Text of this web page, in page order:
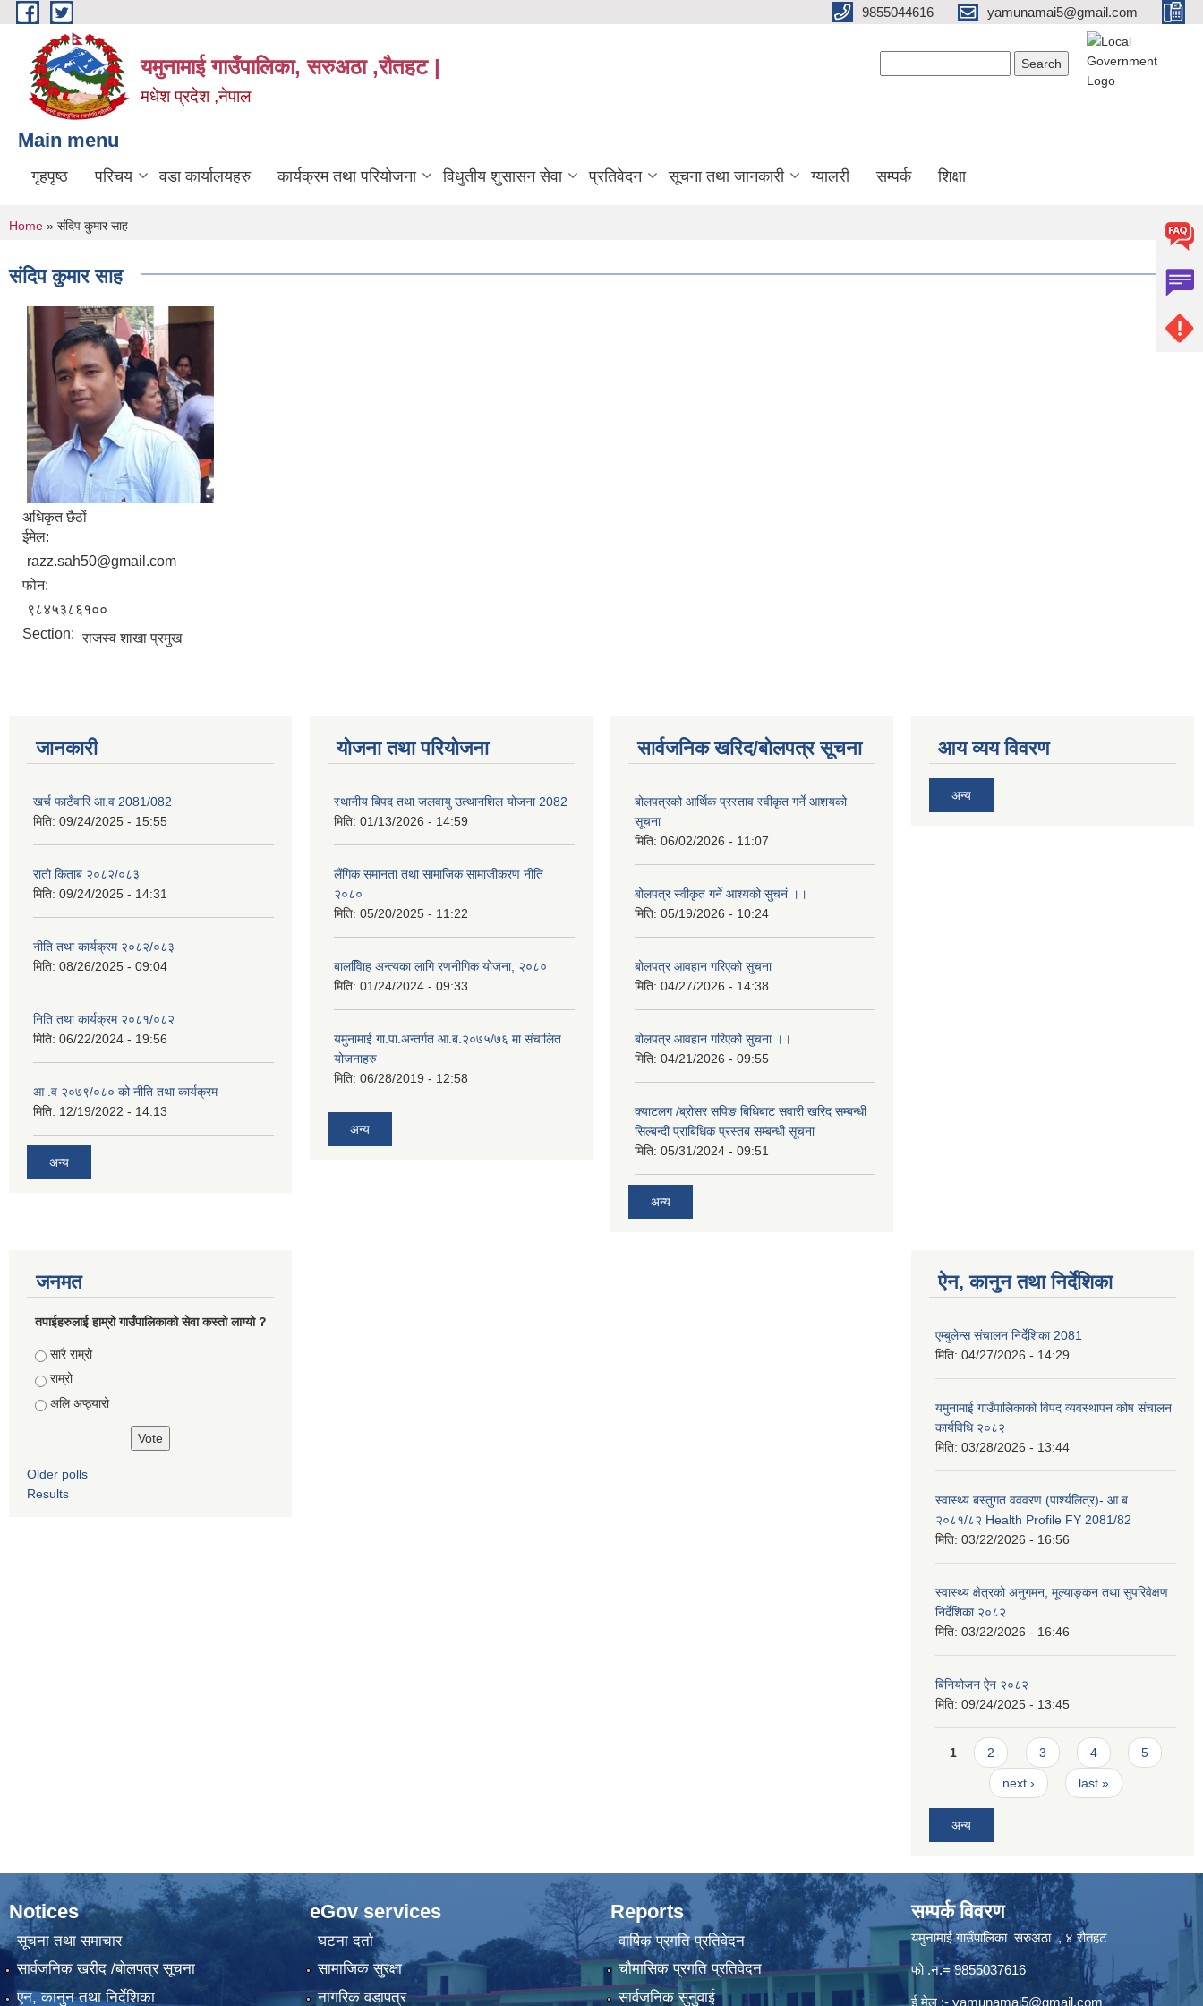
Skip to main content 9855044616 yamunamai5@gmail.com
यमुनामाई गाउँपालिका, सरुअठा ,रौतहट |
मधेश प्रदेश ,नेपाल
Main menu
गृहपृष्ठ परिचय वडा कार्यालयहरु कार्यक्रम तथा परियोजना विधुतीय शुसासन सेवा प्रतिवेदन सूचना तथा जानकारी ग्यालरी सम्पर्क शिक्षा
You are here
Home » संदिप कुमार साह
संदिप कुमार साह
अधिकृत छैठों
ईमेल:
razz.sah50@gmail.com
फोन:
९८४५३८६१००
Section: राजस्व शाखा प्रमुख
जानकारी
खर्च फाटँवारि आ.व 2081/082
मिति: 09/24/2025 - 15:55
रातो किताब २०८२/०८३
मिति: 09/24/2025 - 14:31
नीति तथा कार्यक्रम २०८२/०८३
मिति: 08/26/2025 - 09:04
निति तथा कार्यक्रम २०८१/०८२
मिति: 06/22/2024 - 19:56
आ .व २०७९/०८० को नीति तथा कार्यक्रम
मिति: 12/19/2022 - 14:13
अन्य
योजना तथा परियोजना
स्थानीय बिपद तथा जलवायु उत्थानशिल योजना 2082
मिति: 01/13/2026 - 14:59
लैंगिक समानता तथा सामाजिक सामाजीकरण नीति
२०८०
मिति: 05/20/2025 - 11:22
बालवििाह अन्त्यका लागि रणनीगिक योजना, २०८०
मिति: 01/24/2024 - 09:33
यमुनामाई गा.पा.अन्तर्गत आ.ब.२०७५/७६ मा संचालित
योजनाहरु
मिति: 06/28/2019 - 12:58
अन्य
सार्वजनिक खरिद/बोलपत्र सूचना
बोलपत्रको आर्थिक प्रस्ताव स्वीकृत गर्ने आशयको
सूचना
मिति: 06/02/2026 - 11:07
बोलपत्र स्वीकृत गर्ने आश्यको सुचनं ।।
मिति: 05/19/2026 - 10:24
बोलपत्र आवहान गरिएको सुचना
मिति: 04/27/2026 - 14:38
बोलपत्र आवहान गरिएको सुचना ।।
मिति: 04/21/2026 - 09:55
क्याटलग /ब्रोसर सपिङ बिधिबाट सवारी खरिद सम्बन्धी
सिल्बन्दी प्राबिधिक प्रस्तब सम्बन्धी सूचना
मिति: 05/31/2024 - 09:51
अन्य
आय व्यय विवरण
अन्य
जनमत
तपाईहरुलाई हाम्रो गाउँपालिकाको सेवा कस्तो लाग्यो ?
Choices
सारै राम्रो
राम्रो
अलि अप्ठ्यारो
Older polls
Results
ऐन, कानुन तथा निर्देशिका
एम्बुलेन्स संचालन निर्देशिका 2081
मिति: 04/27/2026 - 14:29
यमुनामाई गाउँपालिकाको विपद व्यवस्थापन कोष संचालन
कार्यविधि २०८२
मिति: 03/28/2026 - 13:44
स्वास्थ्य बस्तुगत वववरण (पार्श्यलित्र)- आ.ब.
२०८१/८२ Health Profile FY 2081/82
मिति: 03/22/2026 - 16:56
स्वास्थ्य क्षेत्रको अनुगमन, मूल्याङ्कन तथा सुपरिवेक्षण
निर्देशिका २०८२
मिति: 03/22/2026 - 16:46
बिनियोजन ऐन २०८२
मिति: 09/24/2025 - 13:45
Pages
1 2 3 4 5
next › last »
अन्य
Notices
सूचना तथा समाचार
सार्वजनिक खरीद /बोलपत्र सूचना
एन, कानुन तथा निर्देशिका
eGov services
घटना दर्ता
सामाजिक सुरक्षा
नागरिक वडापत्र
Reports
वार्षिक प्रगति प्रतिवेदन
चौमासिक प्रगति प्रतिवेदन
सार्वजनिक सुनुवाई
सम्पर्क विवरण
यमुनामाई गाउँपालिका सरुअठा , ४ रौतहट
फो .न.= 9855037616
ई मेल :- yamunamai5@gmail.com